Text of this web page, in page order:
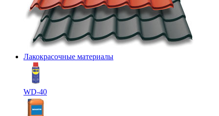
Лакокрасочные материалы
WD-40